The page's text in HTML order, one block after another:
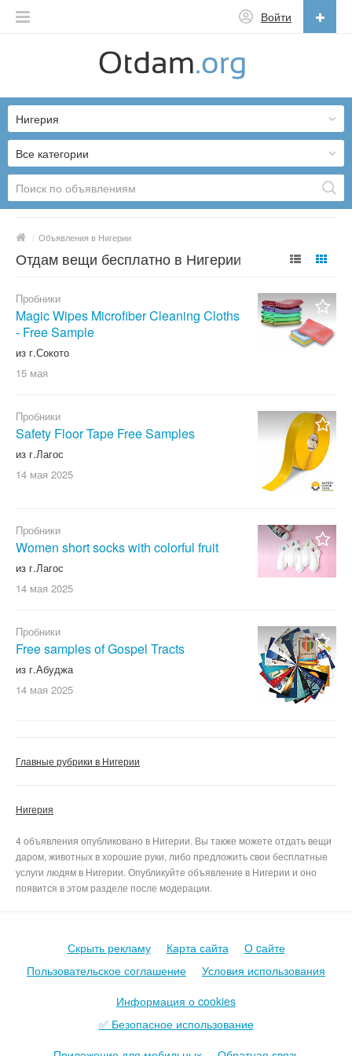
Войти
English
Русский
Українська
Все категории
Нигерия
/ Объявления в Нигерии
Отдам вещи бесплатно в Нигерии
Пробники
Magic Wipes Microfiber Cleaning Cloths
- Free Sample
из г.Сокото
15 мая
Пробники
Safety Floor Tape Free Samples
из г.Лагос
14 мая 2025
Пробники
Women short socks with colorful fruit
из г.Лагос
14 мая 2025
Пробники
Free samples of Gospel Tracts
из г.Абуджа
14 мая 2025
Главные рубрики в Нигерии
Нигерия
4 объявления опубликовано в Нигерии. Вы также можете отдать вещи
даром, животных в хорошие руки, либо предложить свои бесплатные
услуги людям в Нигерии. Опубликуйте объявление в Нигерии и оно
появится в этом разделе после модерации.
Скрыть рекламу Карта сайта
О cайте
Пользовательское соглашение
Условия использования
Информация о cookies
✅ Безопасное использование